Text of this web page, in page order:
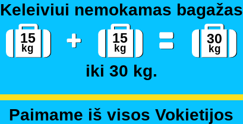
Keleiviui nemokamas bagažas
iki 30 kg.
Paimame iš visos Vokietijos